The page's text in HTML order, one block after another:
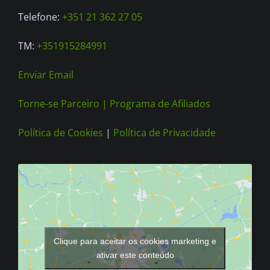
Telefone: +351 21 362 27 05
TM: +351915284991
Enviar Email
Torne-se Parceiro | Programa de Afiliados
Política de Cookies | Política de Privacidade
Clique para aceitar os cookies marketing e
ativar este conteúdo